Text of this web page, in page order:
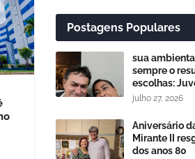
Postagens Populares
sua
sempre o
escolhas:
julho 27, 2026
Aniversário
Mirante II
dos anos 80